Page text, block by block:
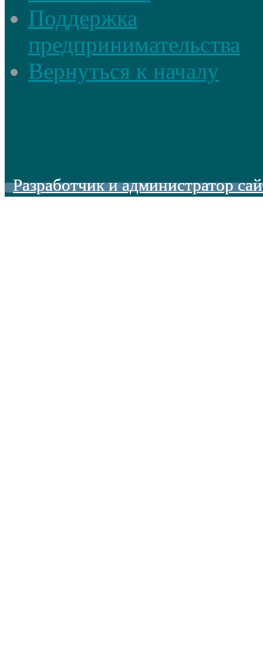
Поддержка
предпринимательства
Вернуться к началу
Разработчик и администратор